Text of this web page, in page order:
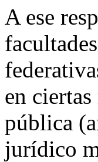
A ese
en
pública
jurídico